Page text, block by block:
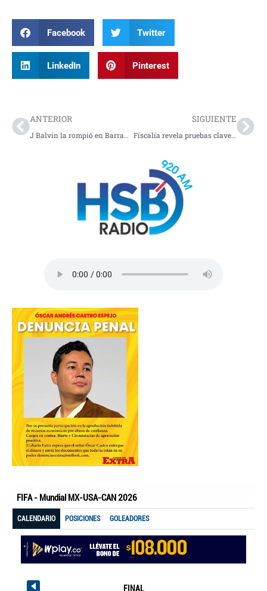
Facebook Twitter
LinkedIn Pinterest
ANTERIOR
J Balvin la rompió en Barranquilla: Así fue la presentación de Hamilton y otros artistas
SIGUIENTE
Fiscalía revela pruebas clave en escándalo de Lili Pink por presunto lavado de activos